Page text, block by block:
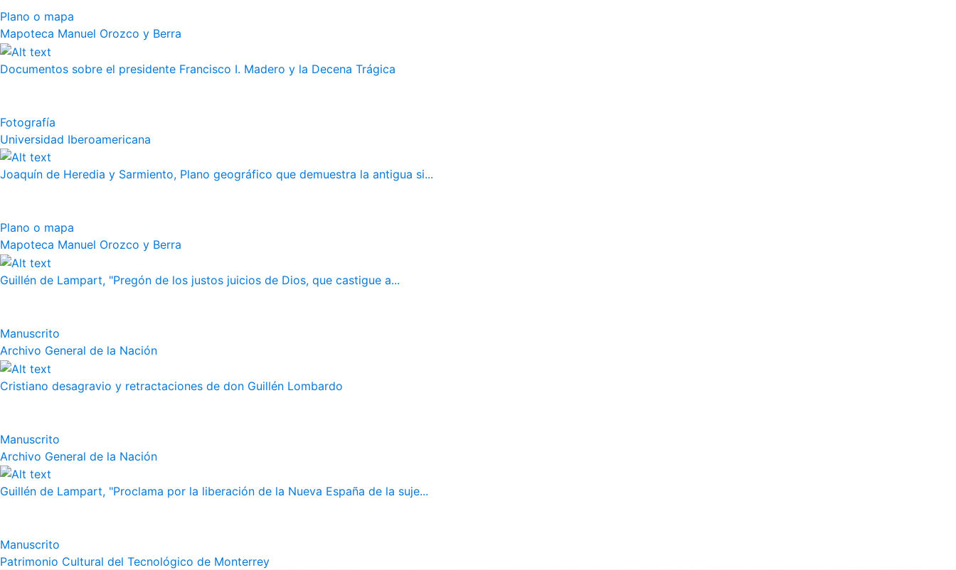
Plano o mapa
Mapoteca Manuel Orozco y Berra
Documentos sobre el presidente Francisco I. Madero y la Decena Trágica
Fotografía
Universidad Iberoamericana
Joaquín de Heredia y Sarmiento, Plano geográfico que demuestra la antigua si...
Plano o mapa
Mapoteca Manuel Orozco y Berra
Guillén de Lampart, "Pregón de los justos juicios de Dios, que castigue a...
Manuscrito
Archivo General de la Nación
Cristiano desagravio y retractaciones de don Guillén Lombardo
Manuscrito
Archivo General de la Nación
Guillén de Lampart, "Proclama por la liberación de la Nueva España de la suje...
Manuscrito
Patrimonio Cultural del Tecnológico de Monterrey